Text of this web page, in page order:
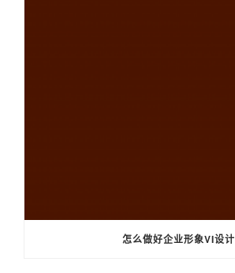
怎么做好企业形象VI设计